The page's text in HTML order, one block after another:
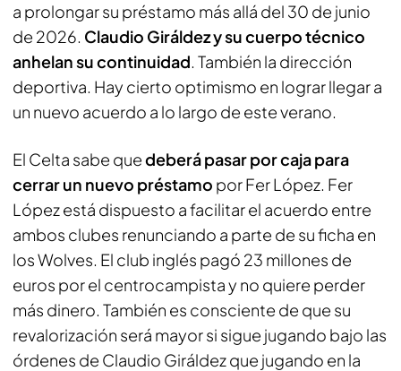
a prolongar su préstamo más allá del 30 de junio
de 2026. Claudio Giráldez y su cuerpo técnico
anhelan su continuidad. También la dirección
deportiva. Hay cierto optimismo en lograr llegar a
un nuevo acuerdo a lo largo de este verano.
El Celta sabe quedeberá pasar por caja para
cerrar un nuevo préstamo por Fer López. Fer
López está dispuesto a facilitar el acuerdo entre
ambos clubes renunciando a parte de su ficha en
los Wolves. El club inglés pagó 23 millones de
euros por el centrocampista y no quiere perder
más dinero. También es consciente de que su
revalorización será mayor si sigue jugando bajo las
órdenes de Claudio Giráldez que jugando en la